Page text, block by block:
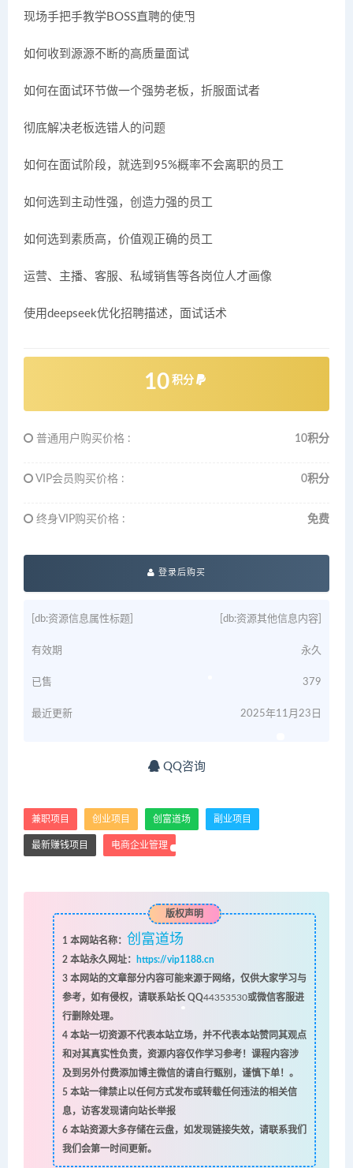
现场手把手教学BOSS直聘的使用
如何收到源源不断的高质量面试
如何在面试环节做一个强势老板，折服面试者
彻底解决老板选错人的问题
如何在面试阶段，就选到95%概率不会离职的员工
如何选到主动性强，创造力强的员工
如何选到素质高，价值观正确的员工
运营、主播、客服、私域销售等各岗位人才画像
使用deepseek优化招聘描述，面试话术
10 积分
普通用户购买价格 : 10积分
VIP会员购买价格 : 0积分
终身VIP购买价格 : 免费
登录后购买
[db:资源信息属性标题] [db:资源其他信息内容]
有效期 永久
已售 379
最近更新 2025年11月23日
QQ咨询
兼职项目 创业项目 创富道场 副业项目
最新赚钱项目 电商企业管理
版权声明
1 本网站名称： 创富道场
2本站永久网址：
https://vip1188.cn
3本网站的文章部分内容可能来源于网络，仅供大家学习与
参考，如有侵权，请联系站长 QQ44353530或微信客服进
行删除处理。
4本站一切资源不代表本站立场，并不代表本站赞同其观点
和对其真实性负责，资源内容仅作学习参考！课程内容涉
及到另外付费添加博主微信的请自行甄别，谨慎下单！。
5本站一律禁止以任何方式发布或转载任何违法的相关信
息，访客发现请向站长举报
6本站资源大多存储在云盘，如发现链接失效，请联系我们
我们会第一时间更新。